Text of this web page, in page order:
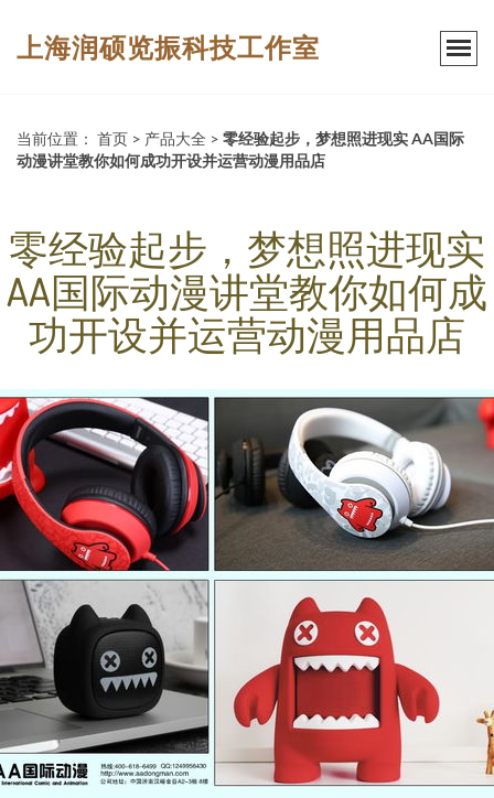
上海润硕览振科技工作室
当前位置： 首页 > 产品大全 > 零经验起步，梦想照进现实 AA国际
动漫讲堂教你如何成功开设并运营动漫用品店
零经验起步，梦想照进现实
AA国际动漫讲堂教你如何成
功开设并运营动漫用品店